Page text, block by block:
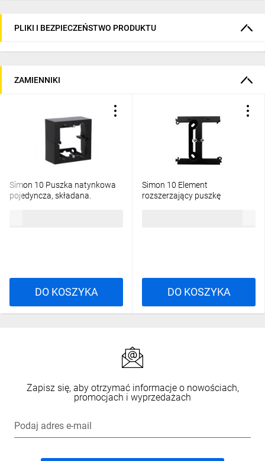
PLIKI I BEZPIECZEŃSTWO PRODUKTU
ZAMIENNIKI
Simon 10 Puszka natynkowa
pojedyncza, składana.
DO KOSZYKA
Simon 10 Element
rozszerzający puszkę
DO KOSZYKA
Zapisz się, aby otrzymać informacje o nowościach,
promocjach i wyprzedażach
Podaj adres e-mail